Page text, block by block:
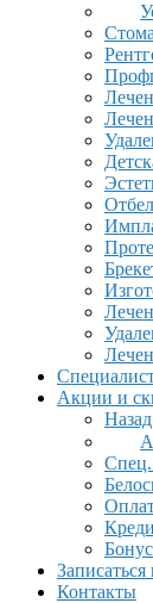
Акции и
Назад
Спец.
Контакты